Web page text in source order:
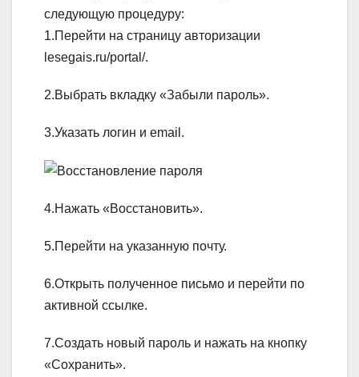
следующую процедуру:
1.Перейти на страницу авторизации
lesegais.ru/portal/.
2.Выбрать вкладку «Забыли пароль».
3.Указать логин и email.
4.Нажать «Восстановить».
5.Перейти на указанную почту.
6.Открыть полученное письмо и перейти по
активной ссылке.
7.Создать новый пароль и нажать на кнопку
«Сохранить».